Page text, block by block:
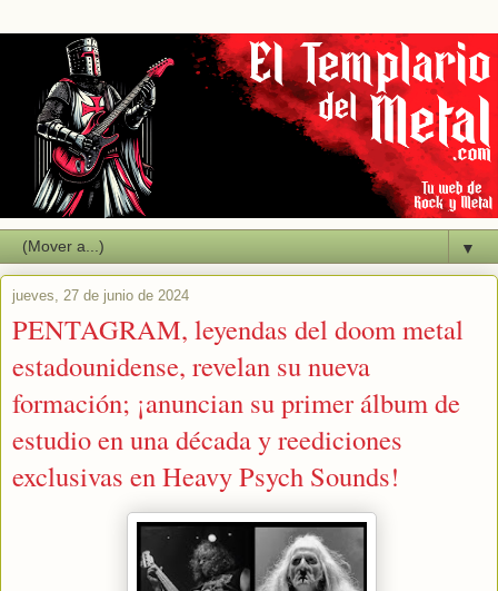
▼
jueves, 27 de junio de 2024
PENTAGRAM, leyendas del doom metal
estadounidense, revelan su nueva
formación; ¡anuncian su primer álbum de
estudio en una década y reediciones
exclusivas en Heavy Psych Sounds!